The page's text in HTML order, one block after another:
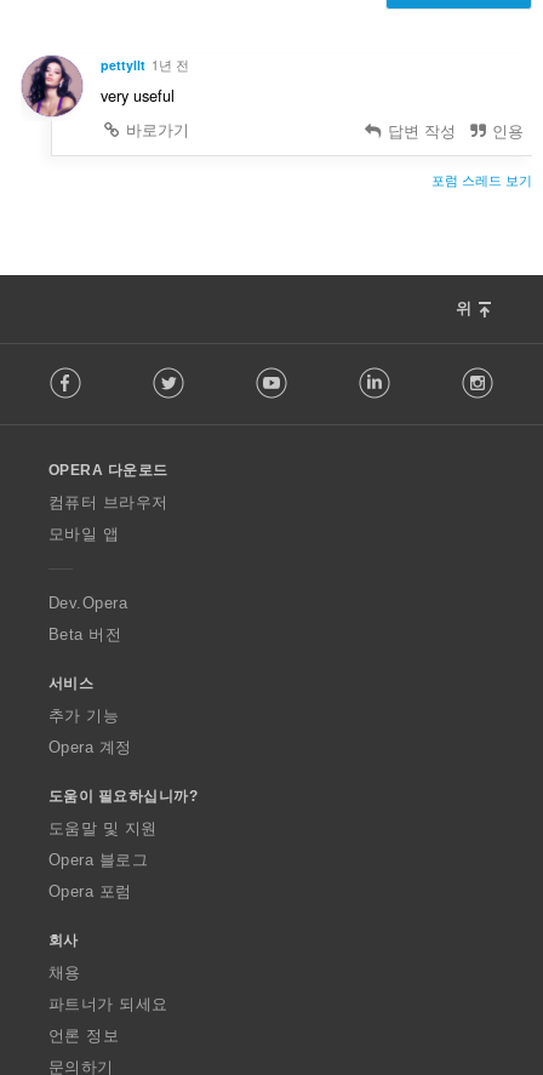
pettyllt 1년 전
very useful
바로가기
답변 작성 인용
포럼 스레드 보기
위
o
w
O
p
a
Facebook Twitter Youtube LinkedIn
OPERA 다운로드
컴퓨터 브라우저
모바일 앱
Dev.Opera
Beta 버전
서비스
추가 기능
Opera 계정
도움이 필요하십니까?
도움말 및 지원
Opera 블로그
Opera 포럼
회사
채용
파트너가 되세요
언론 정보
문의하기